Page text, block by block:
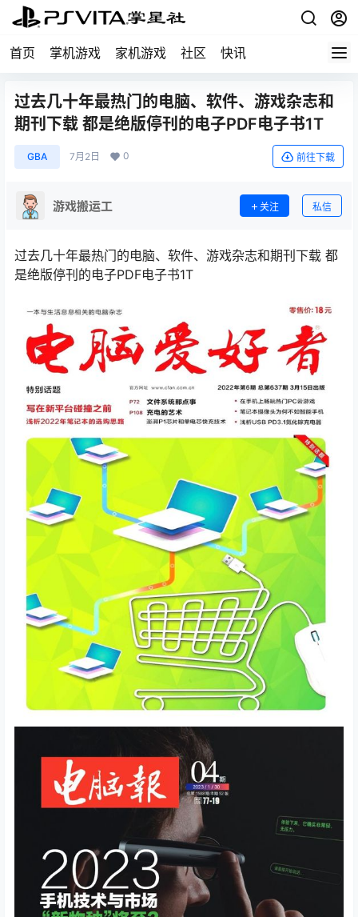
首页 掌机游戏 家机游戏 社区 快讯
过去几十年最热门的电脑、软件、游戏杂志和
期刊下载 都是绝版停刊的电子PDF电子书1T
GBA 7月2日 0 前往下载
游戏搬运工 关注 私信
过去几十年最热门的电脑、软件、游戏杂志和期刊下载 都
是绝版停刊的电子PDF电子书1T